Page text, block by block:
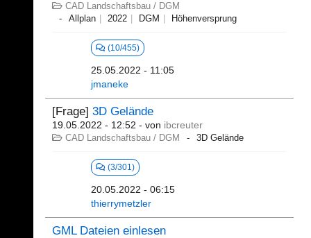
CAD Landschaftsbau / DGM
Allplan
2022 DGM Höhenversprung
(10/455)
25.05.2022 - 11:05
jmaneke
[Frage] 3D Gelände
19.05.2022 - 12:52 - von ibcreuter
CAD Landschaftsbau / DGM 3D Gelände
(3/301)
20.05.2022 - 06:15
thierrymetzler
GML Dateien einlesen